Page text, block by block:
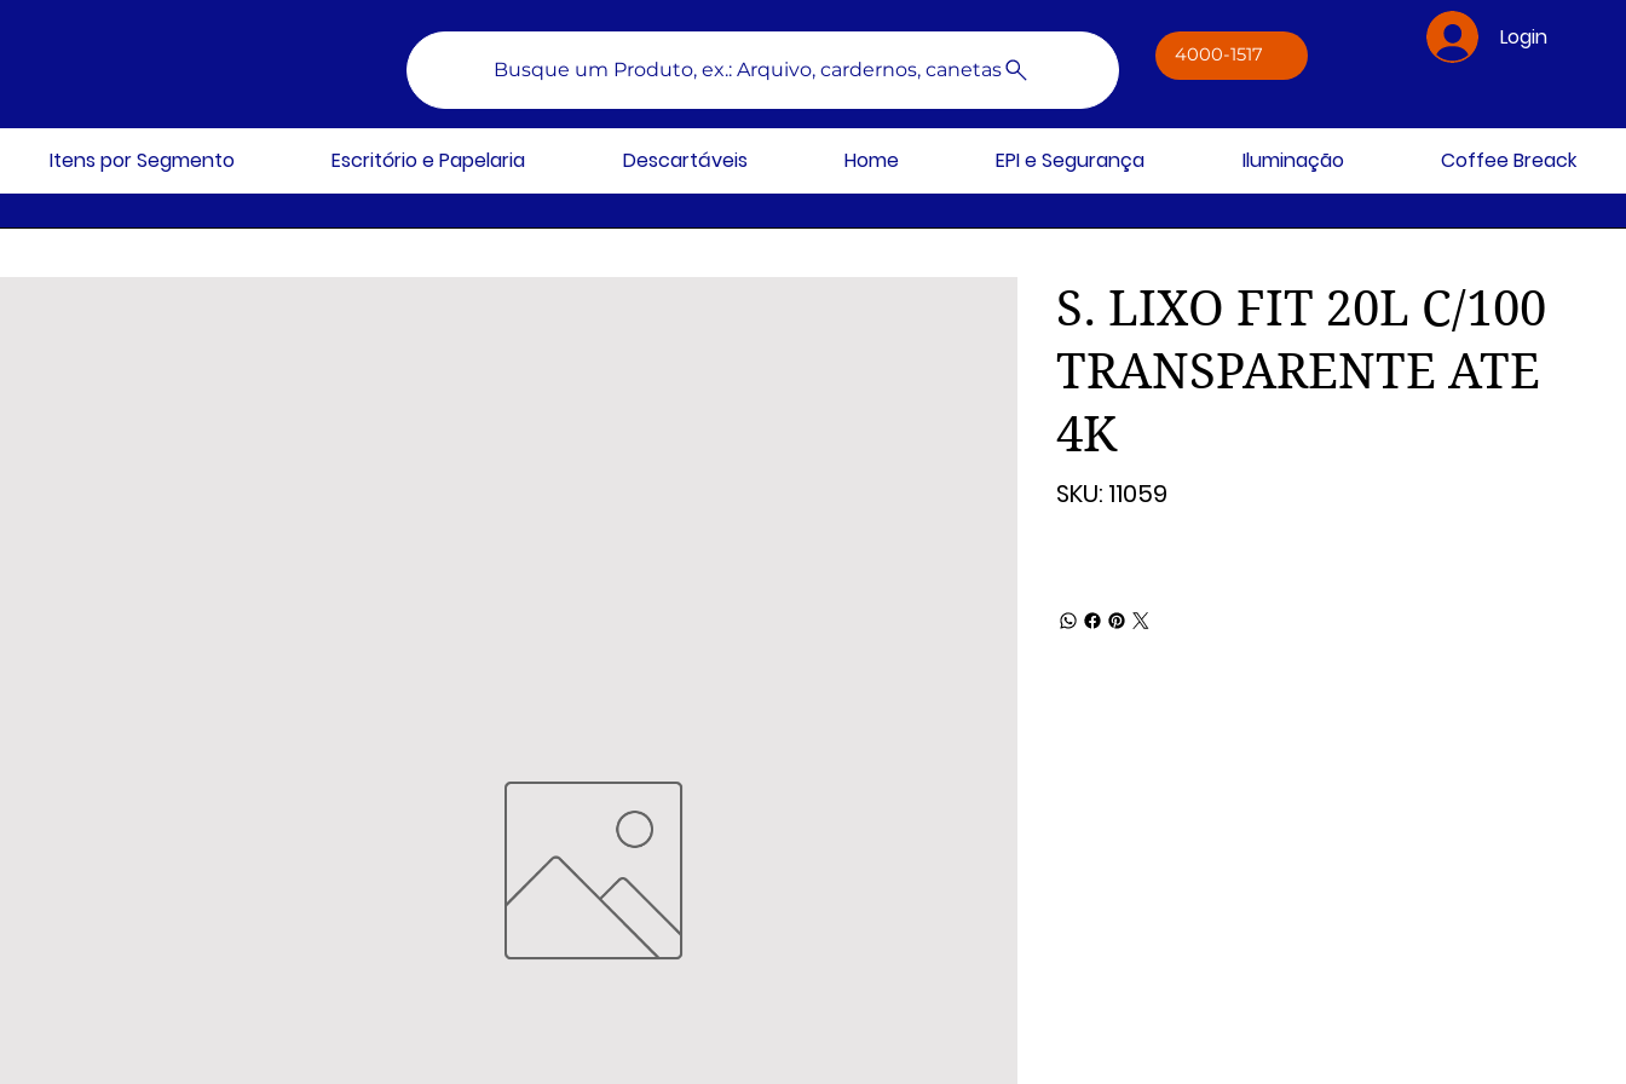
Busque um Produto, ex.: Arquivo, cardernos, canetas
4000-1517
Login
Itens por Segmento Escritório e Papelaria Descartáveis Home EPI e Segurança Iluminação Coffee Breack
S. LIXO FIT 20L C/100
TRANSPARENTE ATE
4K
SKU:
11059
11059